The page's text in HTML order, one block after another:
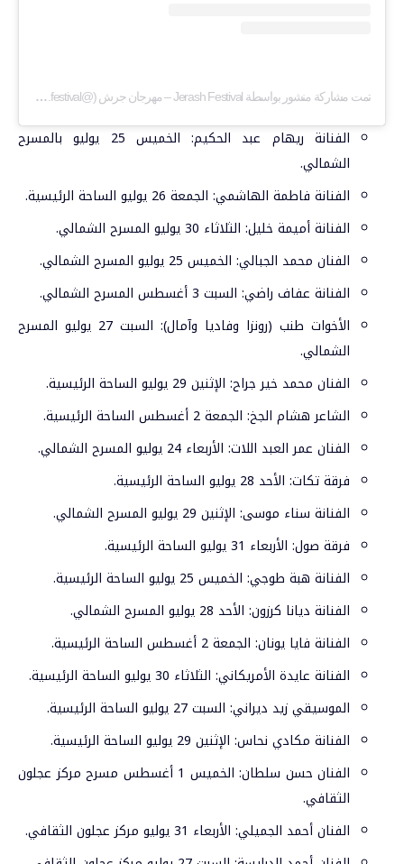
تمت مشاركة منشور بواسطة ‏‎Jerash Festival – مهرجان جرش‎‏ (@‏‎jerash.festival‎‏)
الفنانة ريهام عبد الحكيم: الخميس 25 يوليو بالمسرح
الشمالي.
الفنانة فاطمة الهاشمي: الجمعة 26 يوليو الساحة الرئيسية.
الفنانة أميمة خليل: الثلاثاء 30 يوليو المسرح الشمالي.
الفنان محمد الجبالي: الخميس 25 يوليو المسرح الشمالي.
الفنانة عفاف راضي: السبت 3 أغسطس المسرح الشمالي.
الأخوات طنب (رونزا وفاديا وآمال): السبت 27 يوليو المسرح
الشمالي.
الفنان محمد خير جراح: الإثنين 29 يوليو الساحة الرئيسية.
الشاعر هشام الجخ: الجمعة 2 أغسطس الساحة الرئيسية.
الفنان عمر العبد اللات: الأربعاء 24 يوليو المسرح الشمالي.
فرقة تكات: الأحد 28 يوليو الساحة الرئيسية.
الفنانة سناء موسى: الإثنين 29 يوليو المسرح الشمالي.
فرقة صول: الأربعاء 31 يوليو الساحة الرئيسية.
الفنانة هبة طوجي: الخميس 25 يوليو الساحة الرئيسية.
الفنانة ديانا كرزون: الأحد 28 يوليو المسرح الشمالي.
الفنانة فايا يونان: الجمعة 2 أغسطس الساحة الرئيسية.
الفنانة عايدة الأمريكاني: الثلاثاء 30 يوليو الساحة الرئيسية.
الموسيقي زيد ديراني: السبت 27 يوليو الساحة الرئيسية.
الفنانة مكادي نحاس: الإثنين 29 يوليو الساحة الرئيسية.
الفنان حسن سلطان: الخميس 1 أغسطس مسرح مركز عجلون
الثقافي.
الفنان أحمد الجميلي: الأربعاء 31 يوليو مركز عجلون الثقافي.